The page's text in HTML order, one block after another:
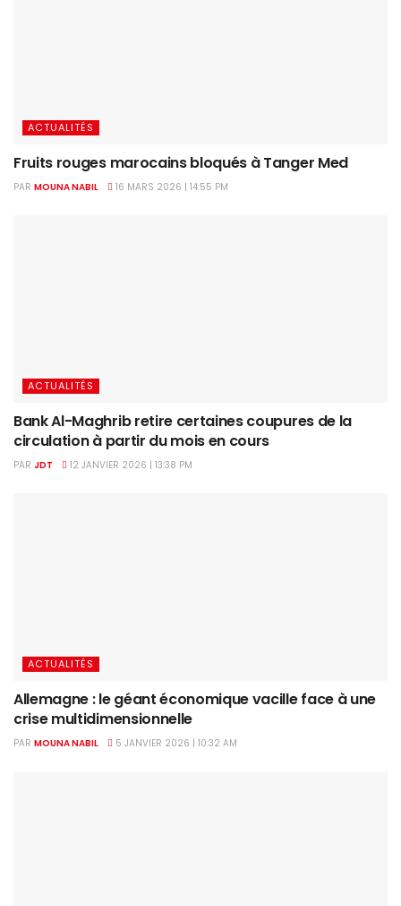
ACTUALITÉS
Fruits rouges marocains bloqués à Tanger Med
PAR MOUNA NABIL 16 MARS 2026 | 14:55 PM
ACTUALITÉS
Bank Al-Maghrib retire certaines coupures de la
circulation à partir du mois en cours
PAR JDT 12 JANVIER 2026 | 13:38 PM
ACTUALITÉS
Allemagne : le géant économique vacille face à une
crise multidimensionnelle
PAR MOUNA NABIL 5 JANVIER 2026 | 10:32 AM